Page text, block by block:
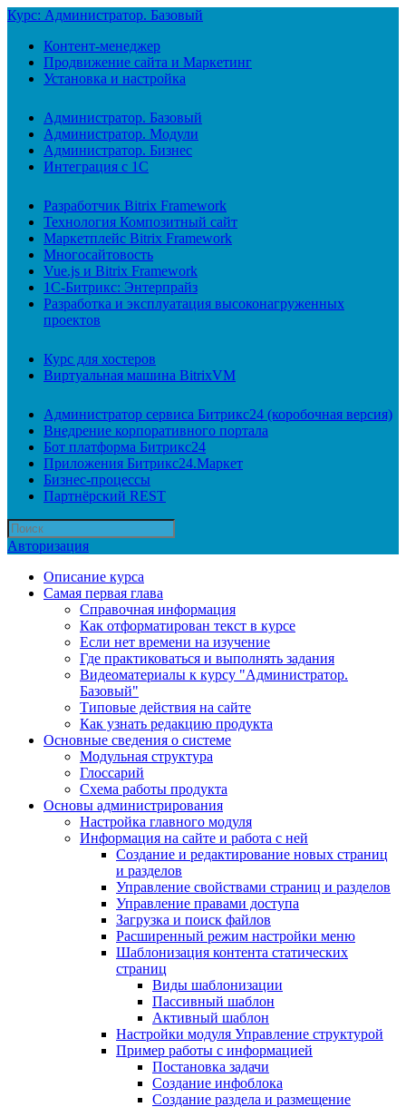
Курс: Администратор. Базовый
Контент-менеджер
Продвижение сайта и Маркетинг
Установка и настройка
Администратор. Базовый
Администратор. Модули
Администратор. Бизнес
Интеграция с 1С
Разработчик Bitrix Framework
Технология Композитный сайт
Маркетплейс Bitrix Framework
Многосайтовость
Vue.js и Bitrix Framework
1С-Битрикс: Энтерпрайз
Разработка и эксплуатация высоконагруженных
проектов
Курс для хостеров
Виртуальная машина BitrixVM
Администратор сервиса Битрикс24 (коробочная версия)
Внедрение корпоративного портала
Бот платформа Битрикс24
Приложения Битрикс24.Маркет
Бизнес-процессы
Партнёрский REST
Авторизация
Описание курса
Самая первая глава
Справочная информация
Как отформатирован текст в курсе
Если нет времени на изучение
Где практиковаться и выполнять задания
Видеоматериалы к курсу "Администратор.
Базовый"
Типовые действия на сайте
Как узнать редакцию продукта
Основные сведения о системе
Модульная структура
Глоссарий
Схема работы продукта
Основы администрирования
Настройка главного модуля
Информация на сайте и работа с ней
Создание и редактирование новых страниц
и разделов
Управление свойствами страниц и разделов
Управление правами доступа
Загрузка и поиск файлов
Расширенный режим настройки меню
Шаблонизация контента статических
страниц
Виды шаблонизации
Пассивный шаблон
Активный шаблон
Настройки модуля Управление структурой
Пример работы с информацией
Постановка задачи
Создание инфоблока
Создание раздела и размещение